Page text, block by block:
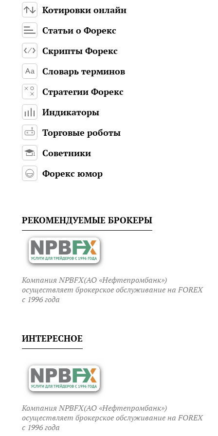
Котировки онлайн
Статьи о Форекс
Скрипты Форекс
Словарь терминов
Стратегии Форекс
Индикаторы
Торговые роботы
Советники
Форекс юмор
РЕКОМЕНДУЕМЫЕ БРОКЕРЫ
Компания NPBFX(АО «Нефтепромбанк»)
осуществляет брокерское обслуживание на FOREX
c 1996 года
ИНТЕРЕСНОЕ
Компания NPBFX(АО «Нефтепромбанк»)
осуществляет брокерское обслуживание на FOREX
c 1996 года